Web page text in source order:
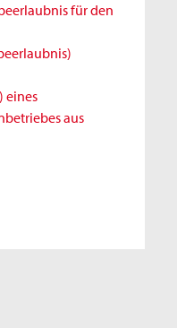
für den
eines
aus